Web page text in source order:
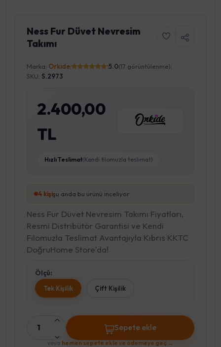
Ness Fur Düvet Nevresim
Takımı
Marka: Orkide 5.0(17 görüntülenme)
SKU: S.2973
2.400,00
TL
Hızlı Teslimat(Kendi filomuzla teslimat)
5kişişu anda bu ürünü inceliyor
Ness Fur Düvet Nevresim Takımı Fiyatları,
Resmi Distribütör Garantisi ve Kendi
Filomuzla Teslimat Avantajıyla Kıbrıs KKTC
DoğruHome Store'da!
Ölçü:
Tek Kişilik
Çift Kişilik
1 Sepete ekle
veya hemen sepete ekle ve ödemeye geç →